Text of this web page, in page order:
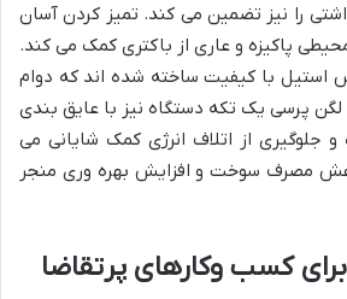
را نیز تضمین می کند. تمیز کردن آسان
پاکیزه و عاری از باکتری کمک می کند.
استیل با کیفیت ساخته شده اند که دوام
لگن پرسی یک تکه دستگاه نیز با عایق بندی
جلوگیری از اتلاف انرژی کمک شایانی می
مصرف سوخت و افزایش بهره وری منجر
کسب وکارهای پرتقاضا